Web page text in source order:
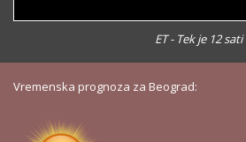
ET - Tek je 12 sati
Vremenska prognoza za Beograd: